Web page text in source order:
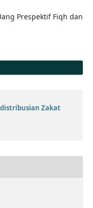
Prespektif Fiqh dan
Zakat